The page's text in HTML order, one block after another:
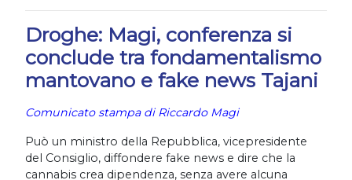
Droghe: Magi, conferenza si
conclude tra fondamentalismo
mantovano e fake news Tajani
Comunicato stampa di Riccardo Magi
Può un ministro della Repubblica, vicepresidente
del Consiglio, diffondere fake news e dire che la
cannabis crea dipendenza, senza avere alcuna